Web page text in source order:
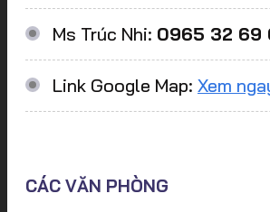
Ms Trúc Nhi: 0965 32 69
Link Google Map: Xem
CÁC VĂN PHÒNG